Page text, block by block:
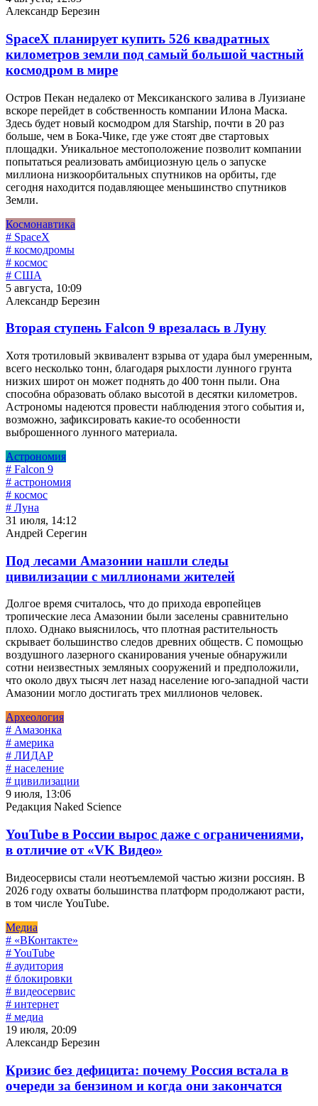
Александр Березин
SpaceX планирует купить 526 квадратных
километров земли под самый большой частный
космодром в мире
Остров Пекан недалеко от Мексиканского залива в Луизиане
вскоре перейдет в собственность компании Илона Маска.
Здесь будет новый космодром для Starship, почти в 20 раз
больше, чем в Бока-Чике, где уже стоят две стартовых
площадки. Уникальное местоположение позволит компании
попытаться реализовать амбициозную цель о запуске
миллиона низкоорбитальных спутников на орбиты, где
сегодня находится подавляющее меньшинство спутников
Земли.
Космонавтика
# SpaceX
# космодромы
# космос
# США
5 августа, 10:09
Александр Березин
Вторая ступень Falcon 9 врезалась в Луну
Хотя тротиловый эквивалент взрыва от удара был умеренным,
всего несколько тонн, благодаря рыхлости лунного грунта
низких широт он может поднять до 400 тонн пыли. Она
способна образовать облако высотой в десятки километров.
Астрономы надеются провести наблюдения этого события и,
возможно, зафиксировать какие-то особенности
выброшенного лунного материала.
Астрономия
# Falcon 9
# астрономия
# космос
# Луна
31 июля, 14:12
Андрей Серегин
Под лесами Амазонии нашли следы
цивилизации с миллионами жителей
Долгое время считалось, что до прихода европейцев
тропические леса Амазонии были заселены сравнительно
плохо. Однако выяснилось, что плотная растительность
скрывает большинство следов древних обществ. С помощью
воздушного лазерного сканирования ученые обнаружили
сотни неизвестных земляных сооружений и предположили,
что около двух тысяч лет назад население юго-западной части
Амазонии могло достигать трех миллионов человек.
Археология
# Амазонка
# америка
# ЛИДАР
# население
# цивилизации
9 июля, 13:06
Редакция Naked Science
YouTube в России вырос даже с ограничениями,
в отличие от «VK Видео»
Видеосервисы стали неотъемлемой частью жизни россиян. В
2026 году охваты большинства платформ продолжают расти,
в том числе YouTube.
Медиа
# «ВКонтакте»
# YouTube
# аудитория
# блокировки
# видеосервис
# интернет
# медиа
19 июля, 20:09
Александр Березин
Кризис без дефицита: почему Россия встала в
очереди за бензином и когда они закончатся